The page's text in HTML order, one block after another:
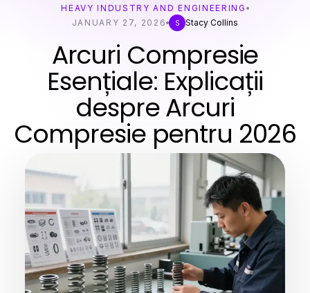
HEAVY INDUSTRY AND ENGINEERING
JANUARY 27, 2026
S Stacy Collins
Arcuri Compresie
Esențiale: Explicații
despre Arcuri
Compresie pentru 2026